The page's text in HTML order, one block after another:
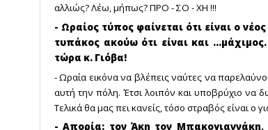
αλλιώς? Λέω, μήπως? ΠΡΟ - ΣΟ - ΧΗ !!!
- Ωραίος τύπος φαίνεται ότι είναι ο
τυπάκος ακούω ότι είναι και
τώρα κ. Γιόβα!
- Ωραία εικόνα να βλέπεις ναύτες να
αυτή την πόλη. Έτσι λοιπόν και υποβρύχιο
Τελικά θα μας πει κανείς, τόσο στραβός είναι ο
- Απορία: τον Άκη τον Μπακογιαννάκη,